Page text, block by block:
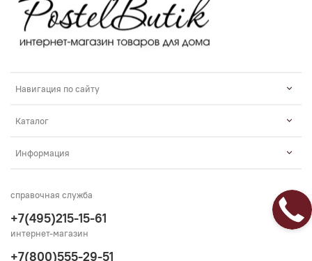
Навигация по сайту
Каталог
Информация
справочная служба
+7(495)215-15-61
интернет-магазин
+7(800)555-29-51